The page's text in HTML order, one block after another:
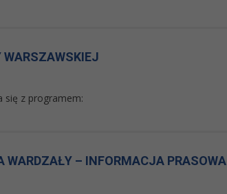
WARSZAWSKIEJ
się z programem:
WARDZAŁY – INFORMACJA PRASOWA